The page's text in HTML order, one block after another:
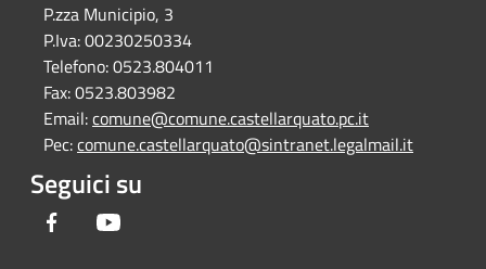
P.zza Municipio, 3
P.Iva:00230250334
Telefono:0523.804011
Fax:0523.803982
Email:comune@comune.castellarquato.pc.it
Pec:comune.castellarquato@sintranet.legalmail.it
Seguici su
Facebook